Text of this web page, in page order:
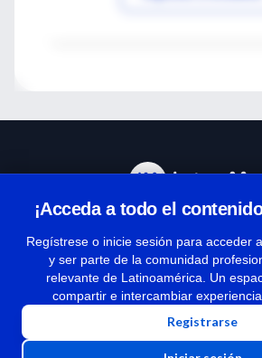
¡Acceda a todo el
Regístrese o inicie sesión para acceder
y ser parte de la comunidad
relevante de Latinoamérica. Un
compartir e intercambiar
Registrarse
Términos y condiciones
| Políticas de
| Todos los derechos reservados |